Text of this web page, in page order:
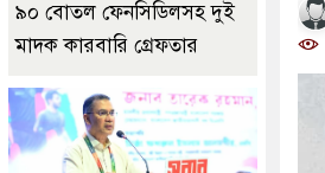
৯০ বোতল ফেনসিডিলসহ দুই
মাদক কারবারি গ্রেফতার